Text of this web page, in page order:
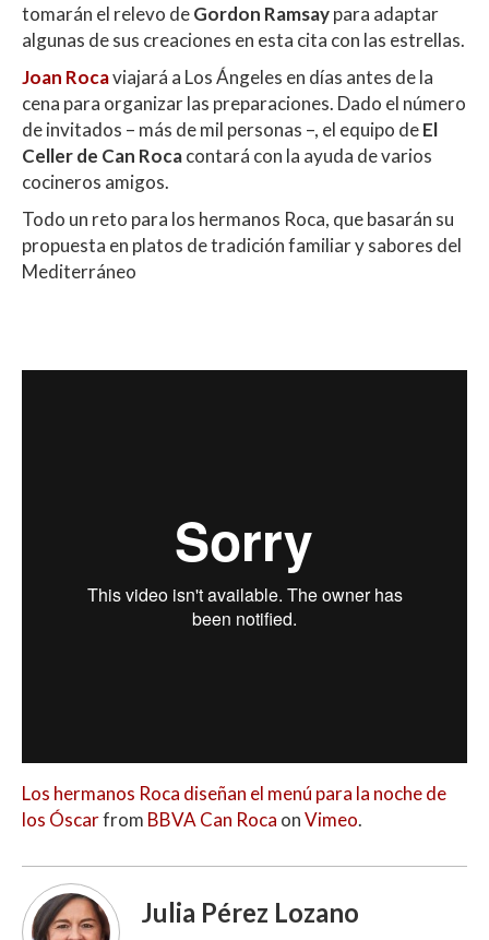
tomarán el relevo deGordon Ramsaypara adaptar
algunas de sus creaciones en esta cita con las estrellas.
Joan Rocaviajará a Los Ángeles en días antes de la
cena para organizar las preparaciones. Dado el número
de invitados – más de mil personas –, el equipo deEl
Celler de Can Rocacontará con la ayuda de varios
cocineros amigos.
Todo un reto para los hermanos Roca, que basarán su
propuesta en platos de tradición familiar y sabores del
Mediterráneo
Los hermanos Roca diseñan el menú para la noche de
los Óscarfrom BBVA Can Roca onVimeo.
Julia Pérez Lozano